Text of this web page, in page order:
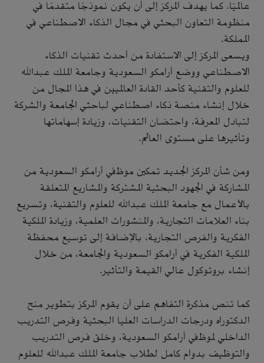
عالميًا. كما يهدف المركز إلى أن يكون نموذجًا متقدمًا في
منظومة التعاون البحثي في مجال الذكاء الاصطناعي في
المملكة.
ويسعى المركز إلى الاستفادة من أحدث تقنيات الذكاء
الاصطناعي ووضع أرامكو السعودية وجامعة الملك عبدالله
للعلوم والتقنية كأحد القادة العالميين في هذا المجال من
خلال إنشاء منصة ذكاء اصطناعي لباحثي الجامعة والشركة
لتبادل المعرفة، واحتضان التقنيات، وزيادة إسهاماتها
وتأثيرها على مستوى العالم.
ومن شأن المركز الجديد تمكين موظفي أرامكو السعودية من
المشاركة في الجهود البحثية المشتركة والمشاريع المتعلقة
بالأعمال مع جامعة الملك عبدالله للعلوم والتقنية، وتسريع
بناء العلامات التجارية، والمنشورات العلمية، وزيادة الملكية
الفكرية والفرص التجارية، بالإضافة إلى توسيع محفظة
الملكية الفكرية في أرامكو السعودية والجامعة، من خلال
إنشاء بروتوكول عالي القيمة والتأثير.
كما تنص مذكرة التفاهم على أن يقوم المركز بتطوير منح
الدكتوراه ودرجات الدراسات العليا البحثية وفرص التدريب
الداخلي لموظفي أرامكو السعودية، وخلق فرص التدريب
والتوظيف بدوام كامل لطلاب جامعة الملك عبدالله للعلوم